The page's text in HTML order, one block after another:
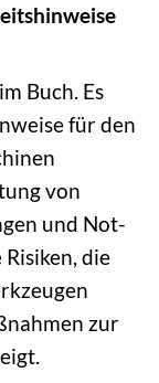
Buch. Es
für den
von
und Not-
die
zur